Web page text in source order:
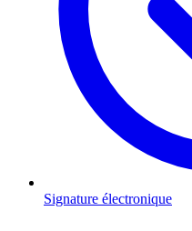
Signature électronique